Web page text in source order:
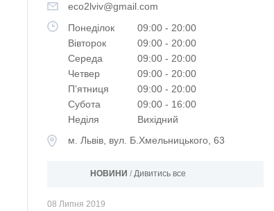
eco2lviv@gmail.com
Понеділок
09:00
20:00
Вівторок
09:00
20:00
Середа
09:00
20:00
Четвер
09:00
20:00
Пʼятниця
09:00
20:00
Субота
09:00
16:00
Неділя
Вихідний
м. Львів, вул. Б.Хмельницького, 63
НОВИНИ / Дивитись все
08 Липня 2019